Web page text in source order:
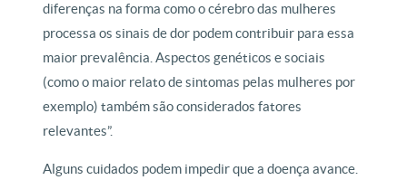
diferenças na forma como o cérebro das mulheres
processa os sinais de dor podem contribuir para essa
maior prevalência. Aspectos genéticos e sociais
(como o maior relato de sintomas pelas mulheres por
exemplo) também são considerados fatores
relevantes”.
Alguns cuidados podem impedir que a doença avance.